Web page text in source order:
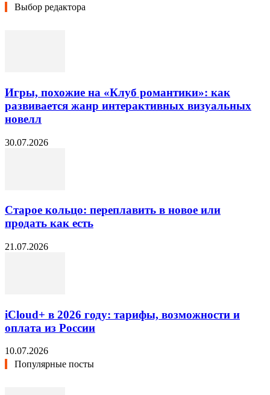
Выбор редактора
Игры, похожие на «Клуб романтики»: как
развивается жанр интерактивных визуальных
новелл
30.07.2026
Старое кольцо: переплавить в новое или
продать как есть
21.07.2026
iCloud+ в 2026 году: тарифы, возможности и
оплата из России
10.07.2026
Популярные посты